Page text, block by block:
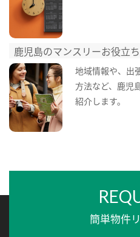
鹿児島のマンスリーお役立
地域情報や、出
方法など、鹿児
紹介します。
簡単物件